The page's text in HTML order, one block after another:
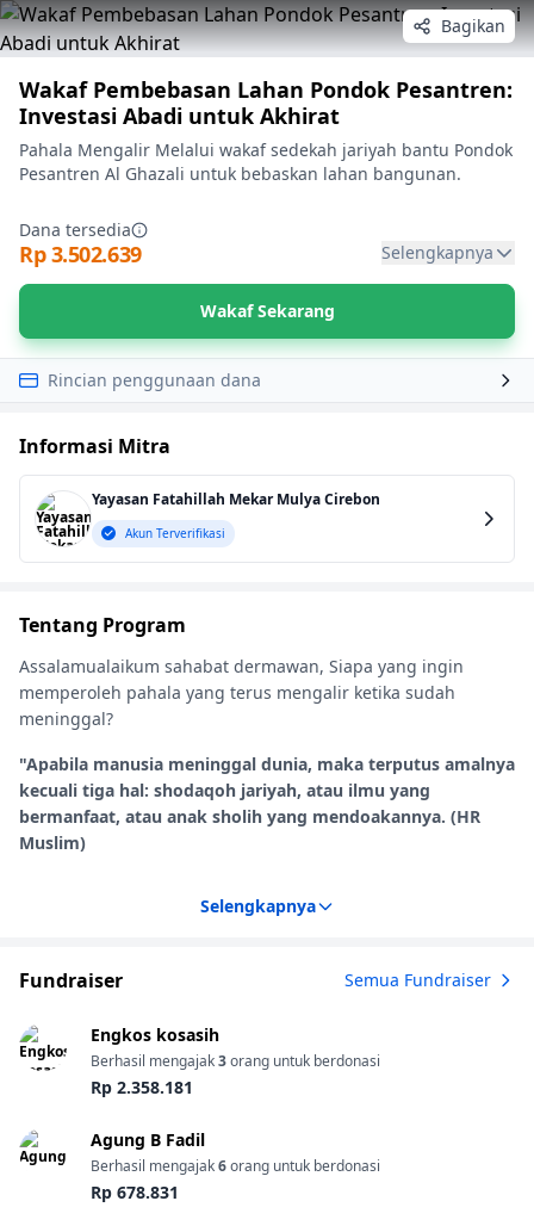
Bagikan
Wakaf Pembebasan Lahan Pondok Pesantren:
Investasi Abadi untuk Akhirat
Pahala Mengalir Melalui wakaf sedekah jariyah bantu Pondok
Pesantren Al Ghazali untuk bebaskan lahan bangunan.
Dana tersedia
Rp 3.502.639 Selengkapnya
Wakaf Sekarang
Rincian penggunaan dana
Informasi Mitra
Yayasan Fatahillah Mekar Mulya Cirebon
Akun Terverifikasi
Tentang Program
Assalamualaikum sahabat dermawan, Siapa yang ingin
memperoleh pahala yang terus mengalir ketika sudah
meninggal?
"Apabila manusia meninggal dunia, maka terputus amalnya
kecuali tiga hal: shodaqoh jariyah, atau ilmu yang
bermanfaat, atau anak sholih yang mendoakannya. (HR
Muslim)
Selengkapnya
Fundraiser Semua Fundraiser
Engkos kosasih
Berhasil mengajak3orang untuk berdonasi
Rp 2.358.181
Agung B Fadil
Berhasil mengajak6orang untuk berdonasi
Rp 678.831